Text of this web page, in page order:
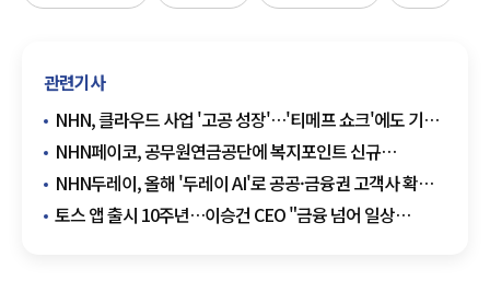
관련기사
NHN, 클라우드 사업 '고공 성장'…'티메프 쇼크'에도 기술
부문 매출 50% 급증
NHN페이코, 공무원연금공단에 복지포인트 신규
도입…'간편결제사 최초'
NHN두레이, 올해 '두레이 AI'로 공공·금융권 고객사 확보
속도
토스 앱 출시 10주년…이승건 CEO "금융 넘어 일상